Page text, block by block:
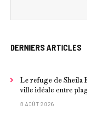
DERNIERS ARTICLES
Le refuge de Sheila
ville idéale entre
tranquillement près
8 AOÛT 2026